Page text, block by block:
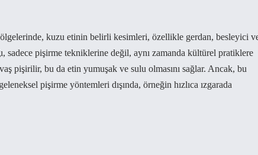
kuzu etinin belirli kesimleri, özellikle gerdan, besleyici
pişirme tekniklerine değil, aynı zamanda kültürel pratiklere
pişirilir, bu da etin yumuşak ve sulu olmasını sağlar. Ancak, bu
pişirme yöntemleri dışında, örneğin hızlıca ızgarada